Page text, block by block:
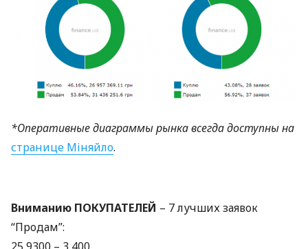
*Оперативные диаграммы рынка всегда доступны на
странице Міняйло.
Вниманию ПОКУПАТЕЛЕЙ – 7 лучших заявок
“Продам”: